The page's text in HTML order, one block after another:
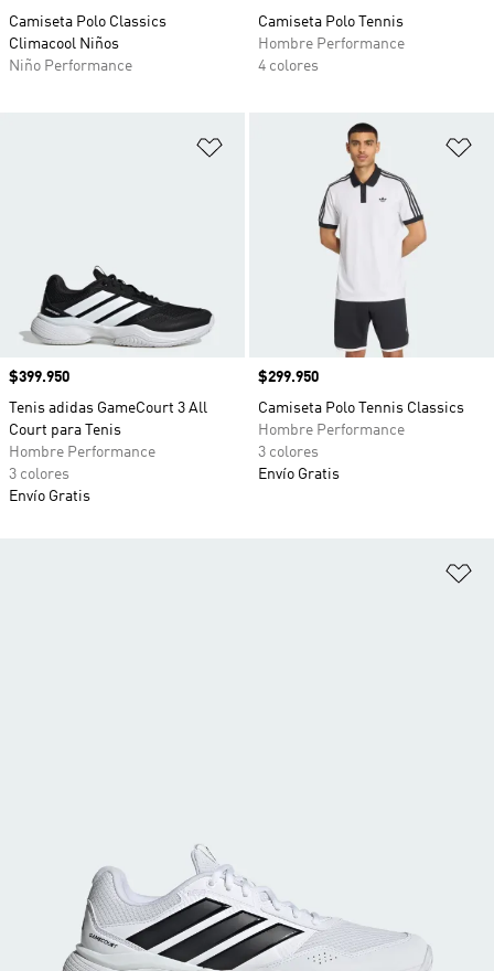
Camiseta Polo Classics
Climacool Niños
Niño Performance
Camiseta Polo Tennis
Hombre Performance
4 colores
Añadir a la lista de deseos
Precio
$399.950
Tenis adidas GameCourt 3 All
Court para Tenis
Hombre Performance
3 colores
Envío Gratis
Precio
$299.950
Camiseta Polo Tennis Classics
Hombre Performance
3 colores
Envío Gratis